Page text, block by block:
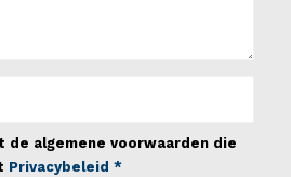
de algemene voorwaarden die
Privacybeleid *